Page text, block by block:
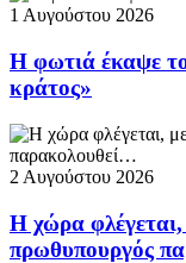
1 Αυγούστου 2026
Η φωτιά έκαψε
κράτος»
2 Αυγούστου 2026
Η χώρα φλέγεται,
πρωθυπουργός